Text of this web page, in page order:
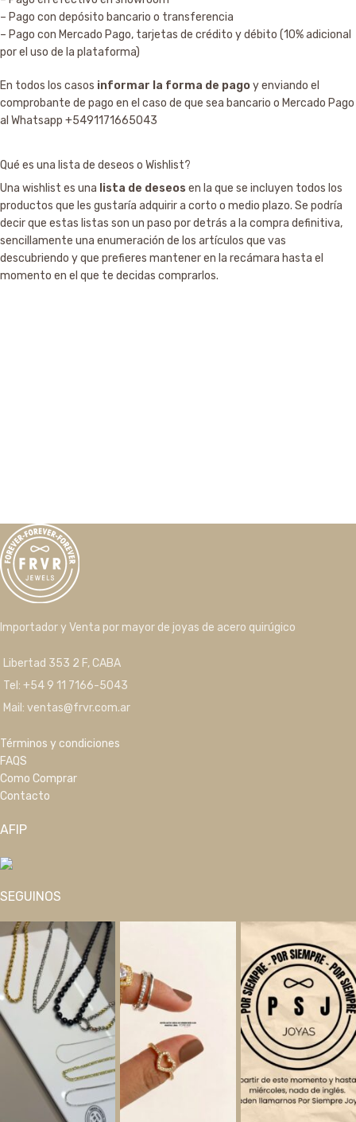
– Pago con depósito bancario o transferencia
– Pago con Mercado Pago, tarjetas de crédito y débito (10% adicional
por el uso de la plataforma)
En todos los casos informar la forma de pagoy enviando el
comprobante de pago en el caso de que sea bancario o Mercado Pago
al Whatsapp +5491171665043
Qué es una lista de deseos o Wishlist?
Una wishlist es una lista de deseos en la que se incluyen todos los
productos que les gustaría adquirir a corto o medio plazo. Se podría
decir que estas listas son un paso por detrás a la compra definitiva,
sencillamente una enumeración de los artículos que vas
descubriendo y que prefieres mantener en la recámara hasta el
momento en el que te decidas comprarlos.
Importador y Venta por mayor de joyas de acero quirúgico
Libertad 353 2 F, CABA
Tel: +54 9 11 7166-5043
Mail: ventas@frvr.com.ar
Términos y condiciones
FAQS
Como Comprar
Contacto
AFIP
SEGUINOS